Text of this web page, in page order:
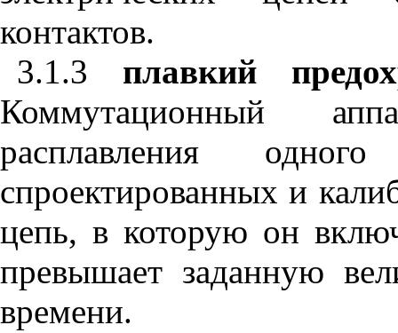
контактов.
3.1.3 плавкий
Коммутационный
расплавления
спроектированных и
цепь, в которую он
превышает заданную
времени.